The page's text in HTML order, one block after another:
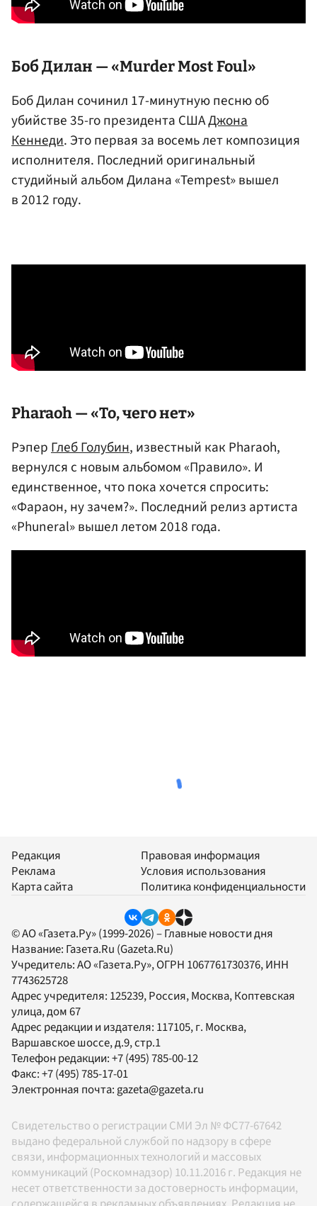
Боб Дилан — «Murder Most Foul»
Боб Дилан сочинил 17-минутную песню об
убийстве 35-го президента СШАДжона
Кеннеди. Это первая за восемь лет композиция
исполнителя. Последний оригинальный
студийный альбом Дилана «Tempest» вышел
в 2012 году.
Pharaoh — «То, чего нет»
РэперГлеб Голубин, известный как Pharaoh,
вернулся с новым альбомом «Правило». И
единственное, что пока хочется спросить:
«Фараон, ну зачем?». Последний релиз артиста
«Phuneral» вышел летом 2018 года.
Редакция
Реклама
Карта сайта
Правовая информация
Условия использования
Политика конфиденциальности
© АО «Газета.Ру» (1999-2026) – Главные новости дня
Название: Газета.Ru (Gazeta.Ru)
Учредитель:АО «Газета.Ру», ОГРН 1067761730376, ИНН
7743625728
Адрес учредителя: 125239, Россия, Москва, Коптевская
улица, дом 67
Адрес редакции и издателя: 117105, г. Москва,
Варшавское шоссе, д.9, стр.1
Телефон редакции:+7 (495) 785-00-12
Факс:+7 (495) 785-17-01
Электронная почта: gazeta@gazeta.ru
Свидетельство о регистрации СМИ Эл № ФС77-67642
выдано федеральной службой по надзору в сфере
связи, информационных технологий и массовых
коммуникаций (Роскомнадзор) 10.11.2016 г. Редакция не
несет ответственности за достоверность информации,